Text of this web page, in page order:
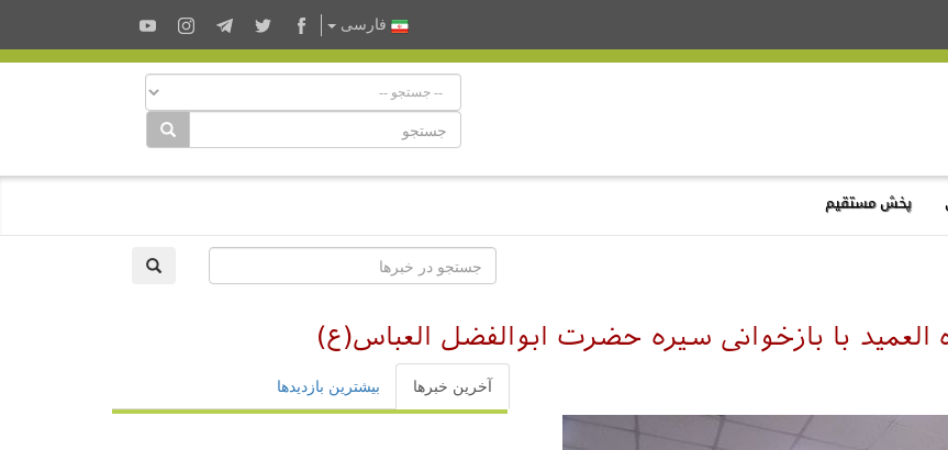
فارسى
پخش مستقیم
با بازخوانی سیره حضرت ابوالفضل العباس(ع)
آخرین خبرها بیشترین بازدیدها